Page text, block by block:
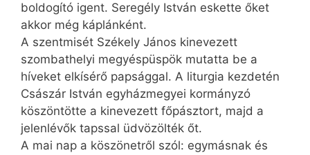
boldogító igent. Seregély István eskette őket
akkor még káplánként.
A szentmisét Székely János kinevezett
szombathelyi megyéspüspök mutatta be a
híveket elkísérő papsággal. A liturgia kezdetén
Császár István egyházmegyei kormányzó
köszöntötte a kinevezett főpásztort, majd a
jelenlévők tapssal üdvözölték őt.
A mai nap a köszönetről szól: egymásnak és